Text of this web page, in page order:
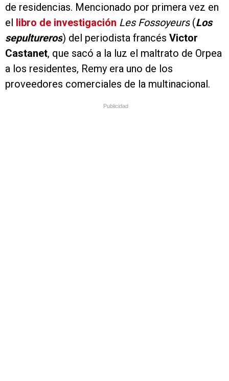
de residencias. Mencionado por primera vez en
el libro de investigación Les Fossoyeurs (Los
sepultureros) del periodista francés Victor
Castanet, que sacó a la luz el maltrato de Orpea
a los residentes, Remy era uno de los
proveedores comerciales de la multinacional.
Publicidad